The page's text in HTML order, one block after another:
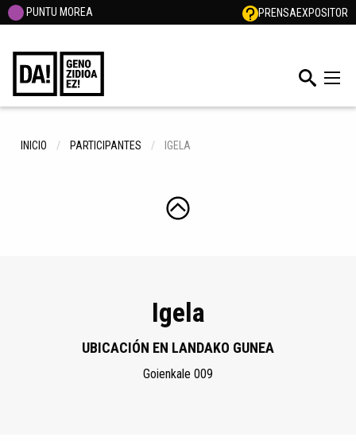
PUNTU MOREA PRENSAEXPOSITOR
INICIO PARTICIPANTES IGELA
Igela
UBICACIÓN EN LANDAKO GUNEA
Goienkale 009